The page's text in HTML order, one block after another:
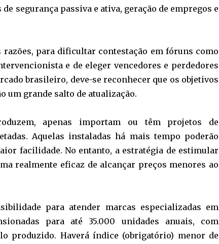
segurança passiva e ativa, geração de empregos e
para dificultar contestação em fóruns como
e de eleger vencedores e perdedores
brasileiro, deve-se reconhecer que os objetivos
um grande salto de atualização.
apenas importam ou têm projetos de
Aquelas instaladas há mais tempo poderão
facilidade. No entanto, a estratégia de estimular
realmente eficaz de alcançar preços menores ao
para atender marcas especializadas em
para até 35.000 unidades anuais, com
produzido. Haverá índice (obrigatório) menor de